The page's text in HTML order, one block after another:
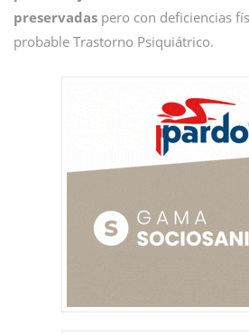
preservadas pero con deficiencias
probable Trastorno Psiquiátrico.